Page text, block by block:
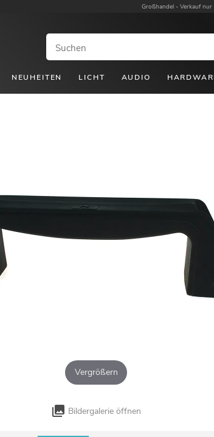
Großhandel - Verkauf nur
NEUHEITEN LICHT AUDIO
Vergrößern
Bildergalerie öffnen